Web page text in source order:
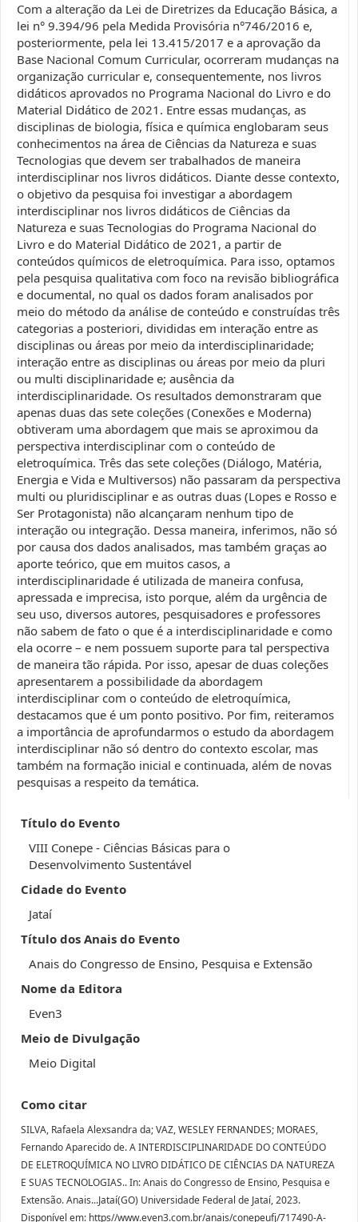
Com a alteração da Lei de Diretrizes da Educação Básica, a
lei n° 9.394/96 pela Medida Provisória n°746/2016 e,
posteriormente, pela lei 13.415/2017 e a aprovação da
Base Nacional Comum Curricular, ocorreram mudanças na
organização curricular e, consequentemente, nos livros
didáticos aprovados no Programa Nacional do Livro e do
Material Didático de 2021. Entre essas mudanças, as
disciplinas de biologia, física e química englobaram seus
conhecimentos na área de Ciências da Natureza e suas
Tecnologias que devem ser trabalhados de maneira
interdisciplinar nos livros didáticos. Diante desse contexto,
o objetivo da pesquisa foi investigar a abordagem
interdisciplinar nos livros didáticos de Ciências da
Natureza e suas Tecnologias do Programa Nacional do
Livro e do Material Didático de 2021, a partir de
conteúdos químicos de eletroquímica. Para isso, optamos
pela pesquisa qualitativa com foco na revisão bibliográfica
e documental, no qual os dados foram analisados por
meio do método da análise de conteúdo e construídas três
categorias a posteriori, divididas em interação entre as
disciplinas ou áreas por meio da interdisciplinaridade;
interação entre as disciplinas ou áreas por meio da pluri
ou multi disciplinaridade e; ausência da
interdisciplinaridade. Os resultados demonstraram que
apenas duas das sete coleções (Conexões e Moderna)
obtiveram uma abordagem que mais se aproximou da
perspectiva interdisciplinar com o conteúdo de
eletroquímica. Três das sete coleções (Diálogo, Matéria,
Energia e Vida e Multiversos) não passaram da perspectiva
multi ou pluridisciplinar e as outras duas (Lopes e Rosso e
Ser Protagonista) não alcançaram nenhum tipo de
interação ou integração. Dessa maneira, inferimos, não só
por causa dos dados analisados, mas também graças ao
aporte teórico, que em muitos casos, a
interdisciplinaridade é utilizada de maneira confusa,
apressada e imprecisa, isto porque, além da urgência de
seu uso, diversos autores, pesquisadores e professores
não sabem de fato o que é a interdisciplinaridade e como
ela ocorre – e nem possuem suporte para tal perspectiva
de maneira tão rápida. Por isso, apesar de duas coleções
apresentarem a possibilidade da abordagem
interdisciplinar com o conteúdo de eletroquímica,
destacamos que é um ponto positivo. Por fim, reiteramos
a importância de aprofundarmos o estudo da abordagem
interdisciplinar não só dentro do contexto escolar, mas
também na formação inicial e continuada, além de novas
pesquisas a respeito da temática.
Título do Evento
VIII Conepe - Ciências Básicas para o
Desenvolvimento Sustentável
Cidade do Evento
Jataí
Título dos Anais do Evento
Anais do Congresso de Ensino, Pesquisa e Extensão
Nome da Editora
Even3
Meio de Divulgação
Meio Digital
Como citar
SILVA, Rafaela Alexsandra da; VAZ, WESLEY FERNANDES; MORAES,
Fernando Aparecido de. A INTERDISCIPLINARIDADE DO CONTEÚDO
DE ELETROQUÍMICA NO LIVRO DIDÁTICO DE CIÊNCIAS DA NATUREZA
E SUAS TECNOLOGIAS.. In: Anais do Congresso de Ensino, Pesquisa e
Extensão. Anais...Jataí(GO) Universidade Federal de Jataí, 2023.
Disponível em: https//www.even3.com.br/anais/conepeufj/717490-A-